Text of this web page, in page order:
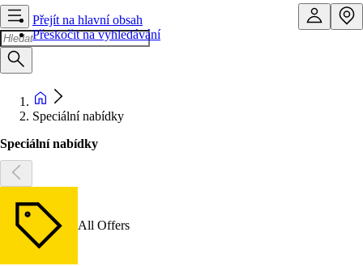
Přejít na hlavní obsah
Přeskočit na vyhledávání
Speciální nabídky
Speciální nabídky
All Offers